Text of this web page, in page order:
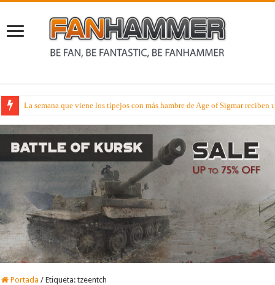
Lectura Veraniega – Hoy disfruta de la novela Señores de la Lanza en
Portada / Etiqueta:tzeentch